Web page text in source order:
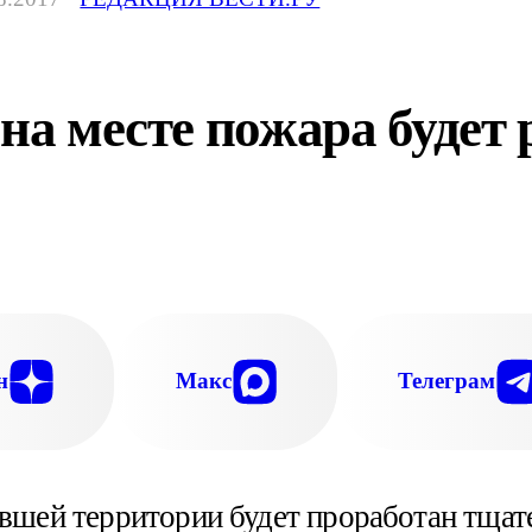
месте пожара будет
Макс Телеграм
территории будет проработан